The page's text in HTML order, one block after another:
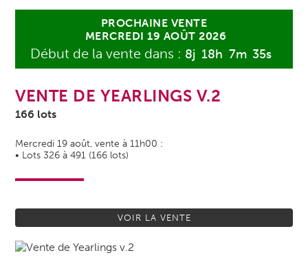
PROCHAINE VENTE
MERCREDI 19 AOÛT 2026
VENTE DE YEARLINGS V.2
166 lots
Mercredi 19 août, vente à 11h00 :
• Lots 326 à 491 (166 lots)
VOIR LA VENTE